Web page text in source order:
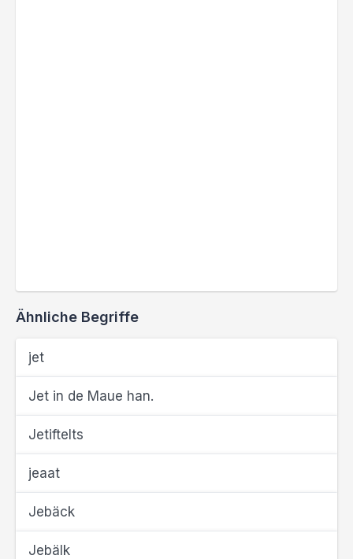
Ähnliche Begriffe
jet
Jet in de Maue han.
Jetiftelts
jeaat
Jebäck
Jebälk